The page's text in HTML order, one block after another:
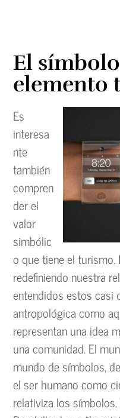
El
elemento
Es
interesa
nte
también
compren
der el
valor
simbólic
o que tiene el
redefiniendo nuestra
entendidos estos casi
antropológica como
representan una idea
una comunidad. El
mundo de símbolos,
el ser humano como
relativiza los